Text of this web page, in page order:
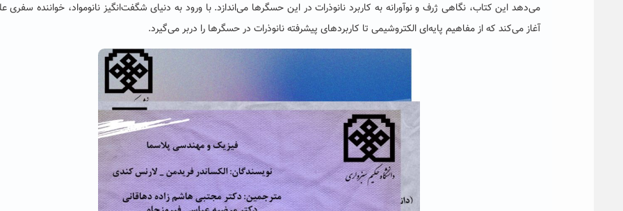
می‌دهد این کتاب، نگاهی ژرف و نوآورانه به کاربرد نانوذرات در این حسگرها می‌اندازد. با ورود به دنیای شگفت‌انگیز نانومواد، خواننده سفری
آغاز می‌کند که از مفاهیم پایه‌ای الکتروشیمی تا کاربردهای پیشرفته نانوذرات در حسگرها را دربر می‌گیرد.